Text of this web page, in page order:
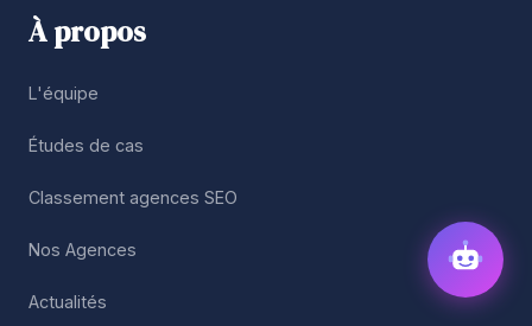
À propos
L'équipe
Études de cas
Classement agences SEO
Nos Agences
Actualités